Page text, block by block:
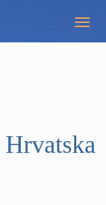
Hrvatska